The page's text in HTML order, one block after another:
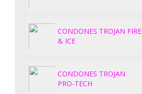
CONDONES TROJAN FIRE
& ICE
CONDONES TROJAN
PRO-TECH